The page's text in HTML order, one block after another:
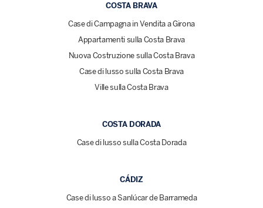
COSTA BRAVA
Case di Campagna in Vendita a Girona
Appartamenti sulla Costa Brava
Nuova Costruzione sulla Costa Brava
Case di lusso sulla Costa Brava
Ville sulla Costa Brava
COSTA DORADA
Case di lusso sulla Costa Dorada
CÁDIZ
Case di lusso a Sanlúcar de Barrameda